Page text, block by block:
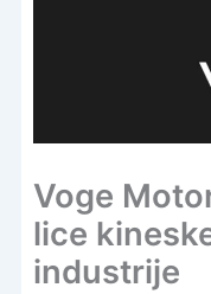
Voge
lice
industrije